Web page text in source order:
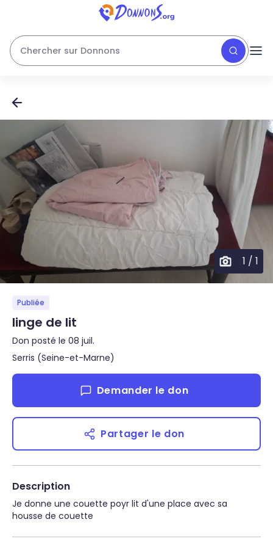
Chercher sur Donnons
1 / 1
Publiée
linge de lit
Don posté le 08 juil.
Serris (Seine-et-Marne)
Demander le don
Partager le don
Description
Je donne une couette poyr lit d'une place avec sa
housse de couette